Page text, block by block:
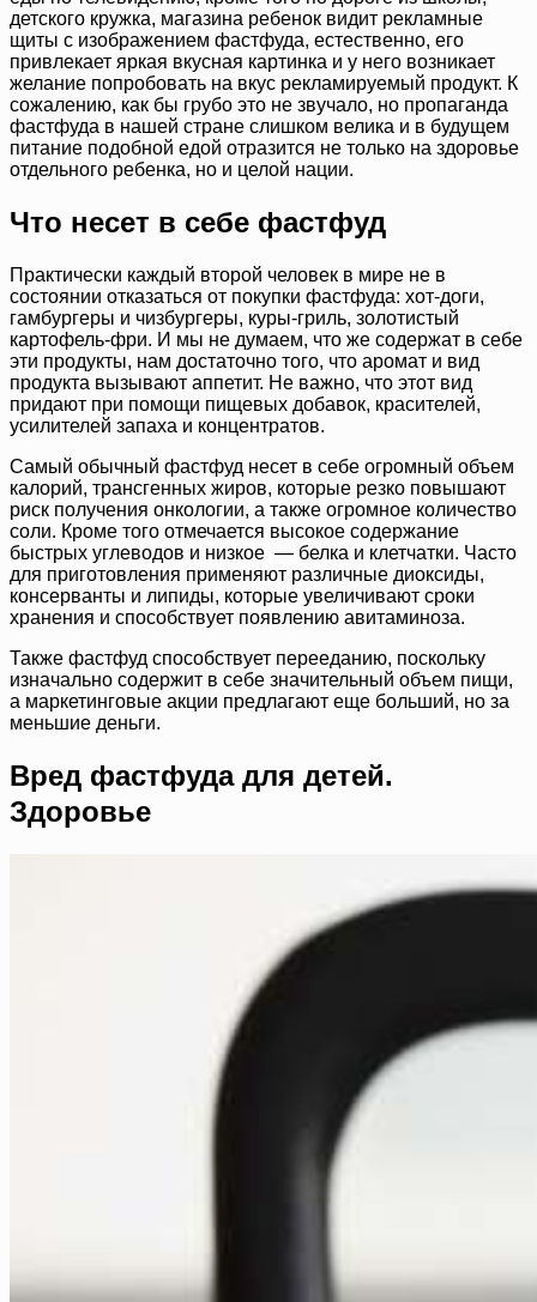
детского кружка, магазина ребенок видит рекламные
щиты с изображением фастфуда, естественно, его
привлекает яркая вкусная картинка и у него возникает
желание попробовать на вкус рекламируемый продукт. К
сожалению, как бы грубо это не звучало, но пропаганда
фастфуда в нашей стране слишком велика и в будущем
питание подобной едой отразится не только на здоровье
отдельного ребенка, но и целой нации.
Что несет в себе фастфуд
Практически каждый второй человек в мире не в
состоянии отказаться от покупки фастфуда: хот-доги,
гамбургеры и чизбургеры, куры-гриль, золотистый
картофель-фри. И мы не думаем, что же содержат в себе
эти продукты, нам достаточно того, что аромат и вид
продукта вызывают аппетит. Не важно, что этот вид
придают при помощи пищевых добавок, красителей,
усилителей запаха и концентратов.
Самый обычный фастфуд несет в себе огромный объем
калорий, трансгенных жиров, которые резко повышают
риск получения онкологии, а также огромное количество
соли. Кроме того отмечается высокое содержание
быстрых углеводов и низкое — белка и клетчатки. Часто
для приготовления применяют различные диоксиды,
консерванты и липиды, которые увеличивают сроки
хранения и способствует появлению авитаминоза.
Также фастфуд способствует перееданию, поскольку
изначально содержит в себе значительный объем пищи,
а маркетинговые акции предлагают еще больший, но за
меньшие деньги.
Вред фастфуда для детей.
Здоровье